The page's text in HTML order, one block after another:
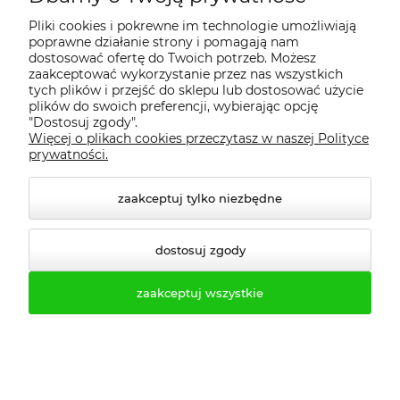
Ławka szatniowa z
wieszakami 150cm ławko-
200cm ŁO 20 metalowy
stelaż. siedzisko z drewna
765,06 zł
Pliki cookies i pokrewne im technologie umożliwiają
poprawne działanie strony i pomagają nam
dostosować ofertę do Twoich potrzeb. Możesz
zaakceptować wykorzystanie przez nas wszystkich
tych plików i przejść do sklepu lub dostosować użycie
plików do swoich preferencji, wybierając opcję
"Dostosuj zgody".
Więcej o plikach cookies przeczytasz w naszej Polityce
prywatności.
zaakceptuj tylko niezbędne
dostosuj zgody
zaakceptuj wszystkie